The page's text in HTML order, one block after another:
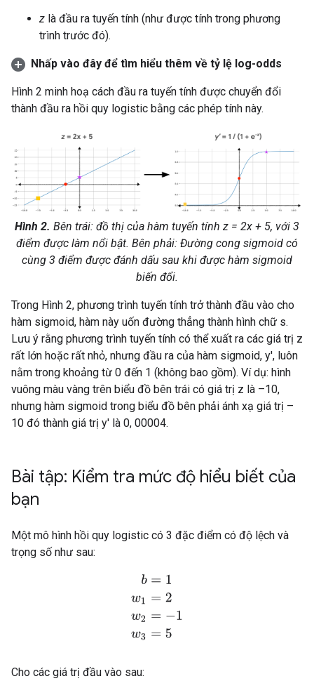
z là đầu ra tuyến tính (như được tính trong phương
trình trước đó).
Nhấp vào đây để tìm hiểu thêm về tỷ lệ log-odds
Hình 2 minh hoạ cách đầu ra tuyến tính được chuyển đổi
thành đầu ra hồi quy logistic bằng các phép tính này.
Hình 2. Bên trái: đồ thị của hàm tuyến tính z = 2x + 5, với 3
điểm được làm nổi bật. Bên phải: Đường cong sigmoid có
cùng 3 điểm được đánh dấu sau khi được hàm sigmoid
biến đổi.
Trong Hình 2, phương trình tuyến tính trở thành đầu vào cho
hàm sigmoid, hàm này uốn đường thẳng thành hình chữ s.
Lưu ý rằng phương trình tuyến tính có thể xuất ra các giá trị z
rất lớn hoặc rất nhỏ, nhưng đầu ra của hàm sigmoid, y', luôn
nằm trong khoảng từ 0 đến 1 (không bao gồm). Ví dụ: hình
vuông màu vàng trên biểu đồ bên trái có giá trị z là –10,
nhưng hàm sigmoid trong biểu đồ bên phải ánh xạ giá trị –
10 đó thành giá trị y' là 0, 00004.
Bài tập: Kiểm tra mức độ hiểu biết của
bạn
Một mô hình hồi quy logistic có 3 đặc điểm có độ lệch và
trọng số như sau:
1 w1 =2
Cho các giá trị đầu vào sau: